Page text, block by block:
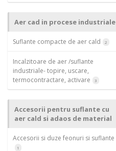
Aer cad in procese industriale
Suflante compacte de aer cald 2
Incalzitoare de aer /suflante
industriale- topire, uscare,
termocontractare, activare
3
Accesorii pentru suflante cu
aer cald si adaos de material
Accesorii si duze feonuri si suflante
1